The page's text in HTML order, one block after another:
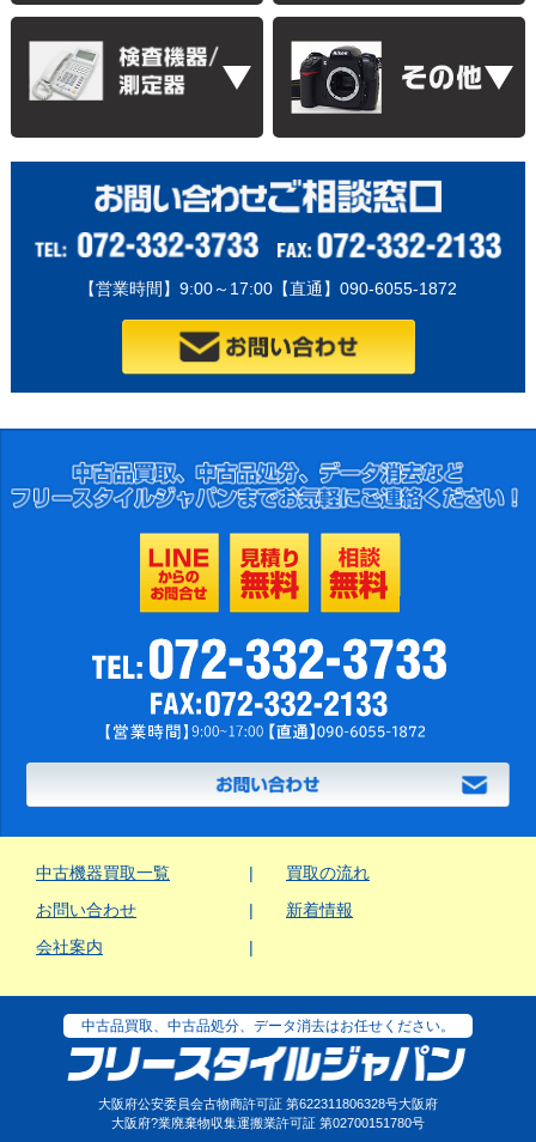
【営業時間】9:00～17:00【直通】090-6055-1872
中古機器買取一覧
買取の流れ
お問い合わせ
新着情報
会社案内
中古品買取、中古品処分、データ消去はお任せください。
大阪府公安委員会古物商許可証 第622311806328号大阪府
大阪府?業廃棄物収集運搬業許可証 第02700151780号